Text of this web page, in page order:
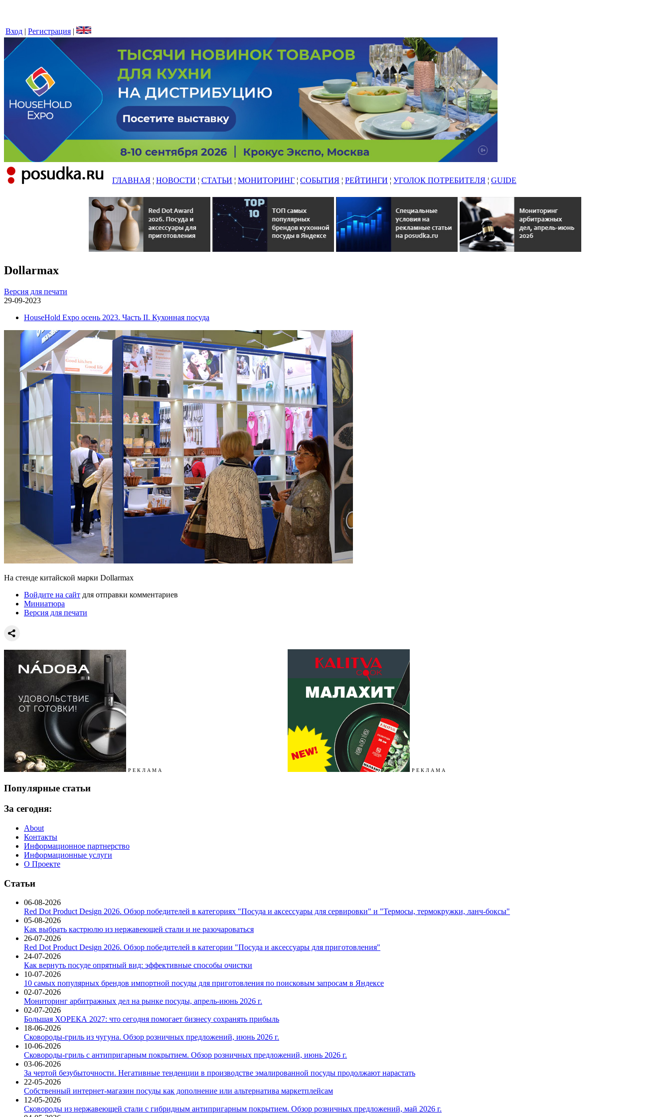
Вход | Регистрация |
ГЛАВНАЯ ¦ НОВОСТИ ¦ СТАТЬИ ¦ МОНИТОРИНГ ¦ СОБЫТИЯ ¦ РЕЙТИНГИ ¦ УГОЛОК ПОТРЕБИТЕЛЯ ¦ GUIDE
Dollarmax
Версия для печати
29-09-2023
HouseHold Expo осень 2023. Часть II. Кухонная посуда
На стенде китайской марки Dollarmax
Войдите на сайт для отправки комментариев
Миниатюра
Версия для печати
Р Е К Л А М А Р Е К Л А М А
Популярные статьи
За сегодня:
About
Контакты
Информационное партнерство
Информационные услуги
О Проекте
Статьи
06-08-2026
Red Dot Product Design 2026. Обзор победителей в категориях "Посуда и аксессуары для сервировки" и "Термосы, термокружки, ланч-боксы"
05-08-2026
Как выбрать кастрюлю из нержавеющей стали и не разочароваться
26-07-2026
Red Dot Product Design 2026. Обзор победителей в категории "Посуда и аксессуары для приготовления"
24-07-2026
Как вернуть посуде опрятный вид: эффективные способы очистки
10-07-2026
10 самых популярных брендов импортной посуды для приготовления по поисковым запросам в Яндексе
02-07-2026
Мониторинг арбитражных дел на рынке посуды, апрель-июнь 2026 г.
02-07-2026
Большая ХОРЕКА 2027: что сегодня помогает бизнесу сохранять прибыль
18-06-2026
Сковороды-гриль из чугуна. Обзор розничных предложений, июнь 2026 г.
10-06-2026
Сковороды-гриль с антипригарным покрытием. Обзор розничных предложений, июнь 2026 г.
03-06-2026
За чертой безубыточности. Негативные тенденции в производстве эмалированной посуды продолжают нарастать
22-05-2026
Собственный интернет-магазин посуды как дополнение или альтернатива маркетплейсам
12-05-2026
Сковороды из нержавеющей стали с гибридным антипригарным покрытием. Обзор розничных предложений, май 2026 г.